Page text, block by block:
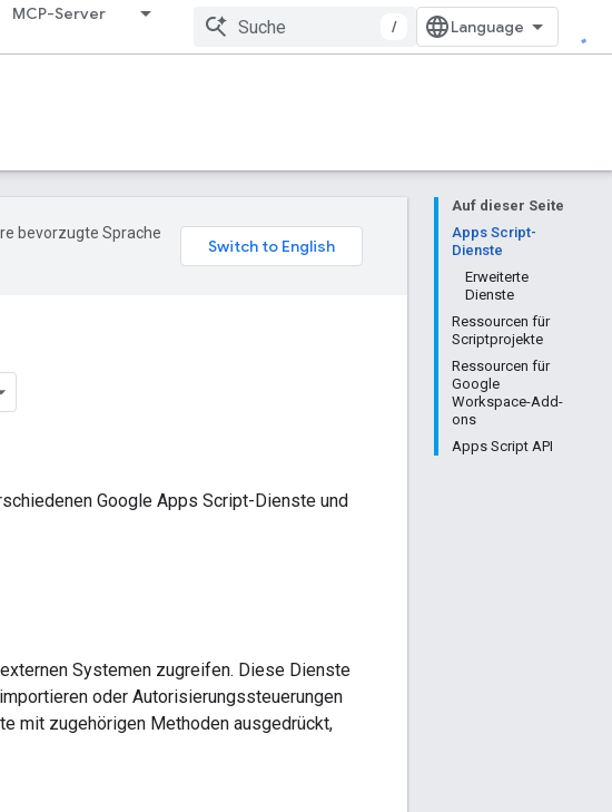
MCP-Server
/
Auf dieser Seite
Apps Script-
Dienste
Erweiterte
Dienste
Ressourcen für
Scriptprojekte
Ressourcen für
Google
Workspace-Add-
ons
Apps Script API
bevorzugte Sprache
Google Apps Script-Dienste und
Systemen zugreifen. Diese Dienste
oder Autorisierungssteuerungen
mit zugehörigen Methoden ausgedrückt,